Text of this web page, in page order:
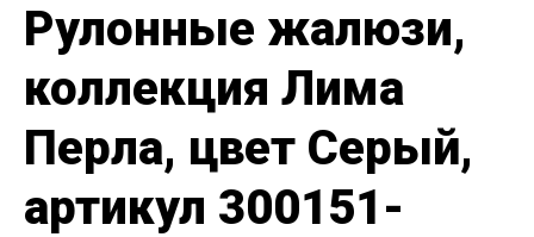
Рулонные жалюзи,
коллекция Лима
Перла, цвет Серый,
артикул 300151-